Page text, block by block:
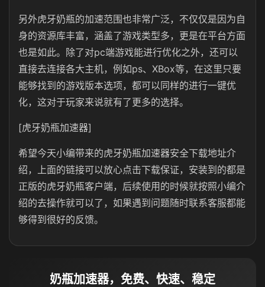
另外虎牙奶瓶的加速范围也非常广泛，不仅仅是因为自
身的资源库丰富，涵盖了游戏类型多，更是在平台方面
也是如此。除了对pc端游戏能进行优化之外，还可以
直接去连接各大主机，例如ps、XBox等，在这里只要
能够找到的游戏版本选项，都可以同样的进行一键优
化，这对于玩家来说就有了更多的选择。
[虎牙奶瓶加速器]
希望今天小编带来的虎牙奶瓶加速器安全下载地址介
绍，上面的链接可以放心点击下载保证，安装到的都是
正版的虎牙奶瓶客户端，后续使用的时候就按照小编介
绍的去操作就可以了，如果遇到问题随时联系客服都能
够得到很好的反馈。
奶瓶加速器，免费、快速、稳定